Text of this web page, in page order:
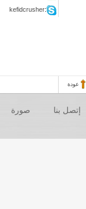
kefidcrusher:
عودة
صورة إتصل بنا